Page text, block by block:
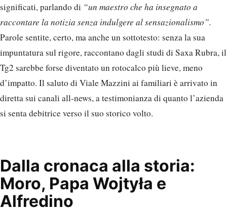
significati, parlando di “un maestro che ha insegnato a
raccontare la notizia senza indulgere al sensazionalismo”.
Parole sentite, certo, ma anche un sottotesto: senza la sua
impuntatura sul rigore, raccontano dagli studi di Saxa Rubra, il
Tg2 sarebbe forse diventato un rotocalco più lieve, meno
d’impatto. Il saluto di Viale Mazzini ai familiari è arrivato in
diretta sui canali all-news, a testimonianza di quanto l’azienda
si senta debitrice verso il suo storico volto.
Dalla cronaca alla storia:
Moro, Papa Wojtyła e
Alfredino